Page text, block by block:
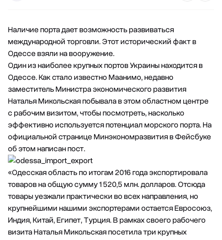
Наличие порта дает возможность развиваться
международной торговли. Этот исторический факт в
Одессе взяли на вооружение.
Один из наиболее крупных портов Украины находится в
Одессе. Как стало известно Маанимо, недавно
заместитель Министра экономического развития
Наталья Микольская побывала в этом областном центре
с рабочим визитом, чтобы посмотреть, насколько
эффективно используется потенциал морского порта. На
официальной странице Минэкономразвития в Фейсбуке
об этом написан пост.
«Одесская область по итогам 2016 года экспортировала
товаров на общую сумму 1 520,5 млн. долларов. Отсюда
товары уезжали практически во всех направления, но
крупнейшими нашими экспортерами остается Евросоюз,
Индия, Китай, Египет, Турция. В рамках своего рабочего
визита Наталья Микольская посетила три крупных